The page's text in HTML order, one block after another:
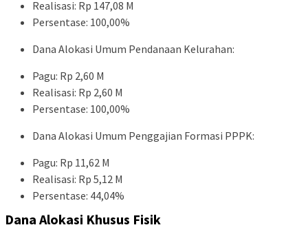
Realisasi: Rp 147,08 M
Persentase: 100,00%
Dana Alokasi Umum Pendanaan Kelurahan:
Pagu: Rp 2,60 M
Realisasi: Rp 2,60 M
Persentase: 100,00%
Dana Alokasi Umum Penggajian Formasi PPPK:
Pagu: Rp 11,62 M
Realisasi: Rp 5,12 M
Persentase: 44,04%
Dana Alokasi Khusus Fisik